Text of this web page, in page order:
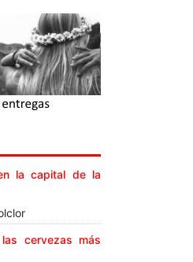
la capital de la
cervezas más